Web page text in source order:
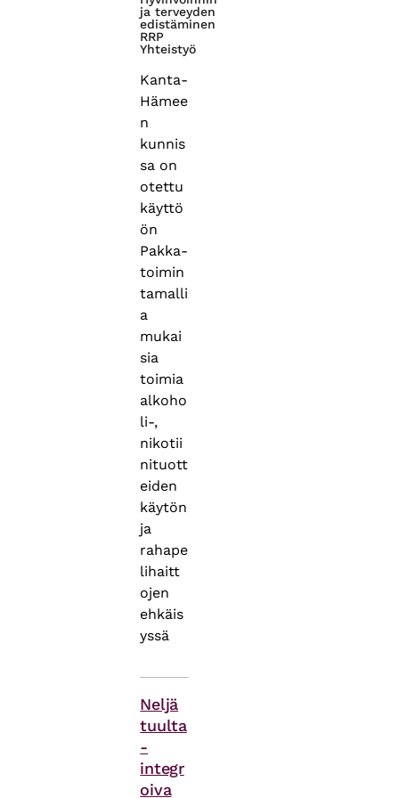
ja terveyden
edistäminen
RRP
Yhteistyö
Kanta-
Hämee
n
kunnis
sa on
otettu
käyttö
ön
Pakka-
toimin
tamalli
a
mukai
sia
toimia
alkoho
li-,
nikotii
nituott
eiden
käytön
ja
rahape
lihaitt
ojen
ehkäis
yssä
Neljä
tuulta
-
integr
oiva